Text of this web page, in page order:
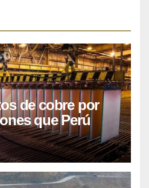
de cobre por
que Perú